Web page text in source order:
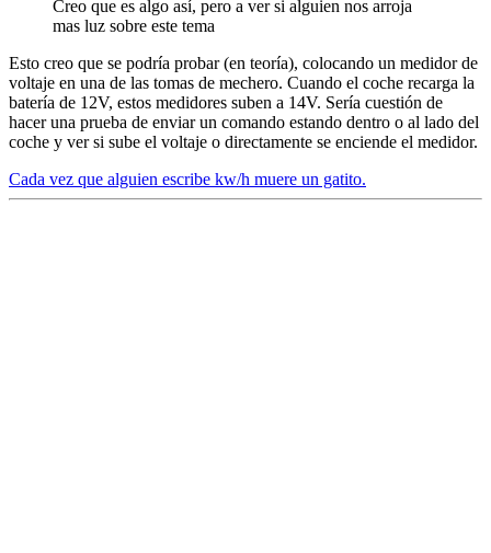
Creo que es algo así, pero a ver si alguien nos arroja
mas luz sobre este tema
Esto creo que se podría probar (en teoría), colocando un medidor de
voltaje en una de las tomas de mechero. Cuando el coche recarga la
batería de 12V, estos medidores suben a 14V. Sería cuestión de
hacer una prueba de enviar un comando estando dentro o al lado del
coche y ver si sube el voltaje o directamente se enciende el medidor.
Cada vez que alguien escribe kw/h muere un gatito.